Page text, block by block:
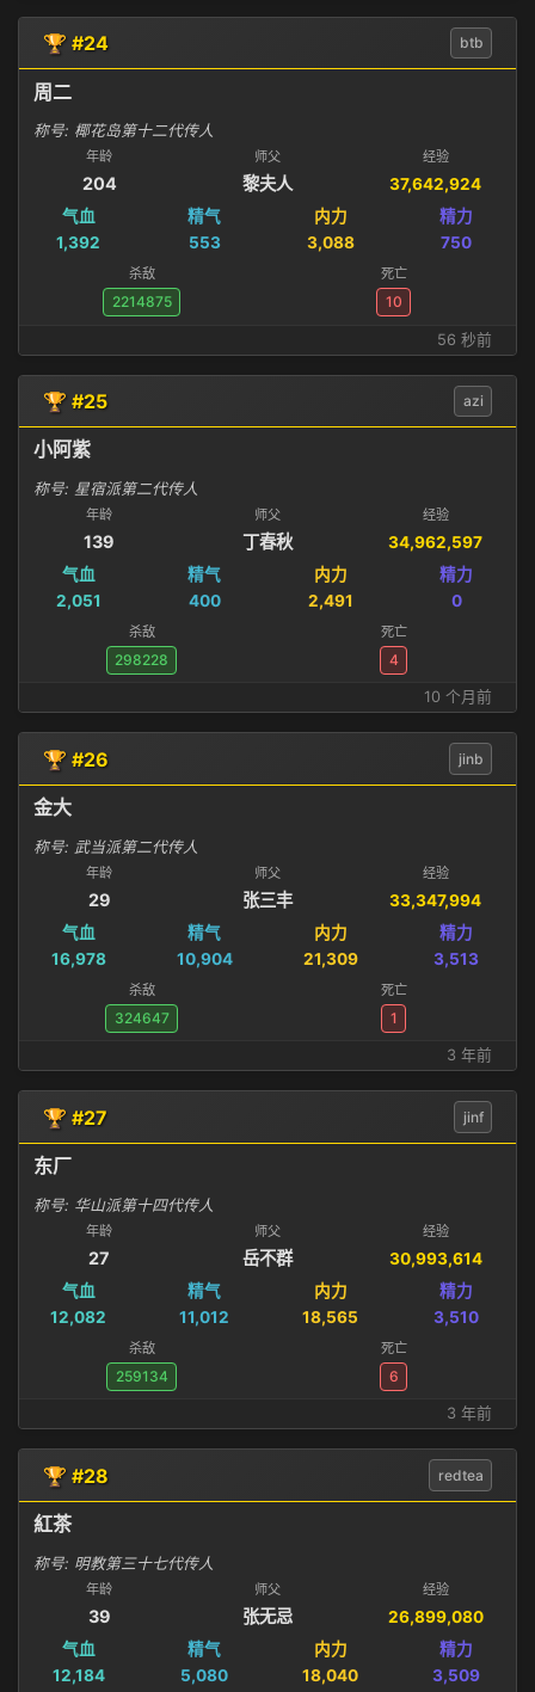
🏆 #24 btb
周二
称号: 椰花岛第十二代传人
年龄
204
师父
黎夫人
经验
37,642,924
气血
1,392
精气
553
内力
3,088
精力
750
杀敌
2214875
死亡
10
56 秒前
🏆 #25 azi
小阿紫
称号: 星宿派第二代传人
年龄
139
师父
丁春秋
经验
34,962,597
气血
2,051
精气
400
内力
2,491
精力
0
杀敌
298228
死亡
4
10 个月前
🏆 #26 jinb
金大
称号: 武当派第二代传人
年龄
29
师父
张三丰
经验
33,347,994
气血
16,978
精气
10,904
内力
21,309
精力
3,513
杀敌
324647
死亡
1
3 年前
🏆 #27 jinf
东厂
称号: 华山派第十四代传人
年龄
27
师父
岳不群
经验
30,993,614
气血
12,082
精气
11,012
内力
18,565
精力
3,510
杀敌
259134
死亡
6
3 年前
🏆 #28 redtea
紅茶
称号: 明教第三十七代传人
年龄
39
师父
张无忌
经验
26,899,080
气血
12,184
精气
5,080
内力
18,040
精力
3,509